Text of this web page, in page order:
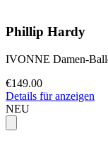
Phillip Hardy
IVONNE Damen-
€149.00
Details für anzeigen
NEU